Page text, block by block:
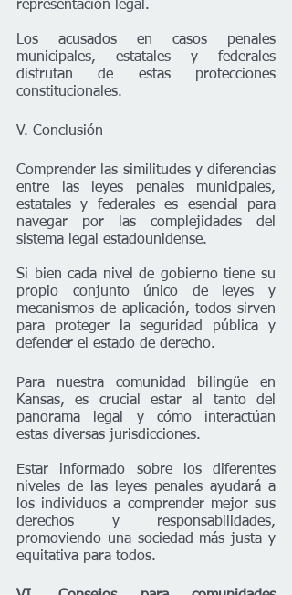
representación legal.
Los acusados en casos penales
municipales, estatales y federales
disfrutan de estas protecciones
constitucionales.
V. Conclusión
Comprender las similitudes y diferencias
entre las leyes penales municipales,
estatales y federales es esencial para
navegar por las complejidades del
sistema legal estadounidense.
Si bien cada nivel de gobierno tiene su
propio conjunto único de leyes y
mecanismos de aplicación, todos sirven
para proteger la seguridad pública y
defender el estado de derecho.
Para nuestra comunidad bilingüe en
Kansas, es crucial estar al tanto del
panorama legal y cómo interactúan
estas diversas jurisdicciones.
Estar informado sobre los diferentes
niveles de las leyes penales ayudará a
los individuos a comprender mejor sus
derechos y responsabilidades,
promoviendo una sociedad más justa y
equitativa para todos.